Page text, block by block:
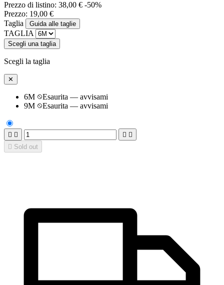
Prezzo di listino: 38,00 € -50%
Prezzo: 19,00 €
Taglia
Guida alle taglie
TAGLIA
Scegli una taglia
Scegli la taglia
✕
6M
Esaurita — avvisami
9M
Esaurita — avvisami
   
 Sold out